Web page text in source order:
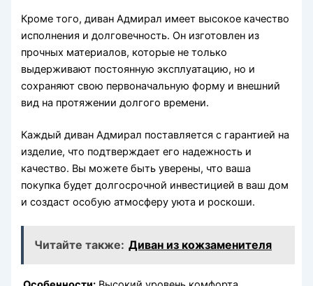
Кроме того, диван Адмирал имеет высокое качество
исполнения и долговечность. Он изготовлен из
прочных материалов, которые не только
выдерживают постоянную эксплуатацию, но и
сохраняют свою первоначальную форму и внешний
вид на протяжении долгого времени.
Каждый диван Адмирал поставляется с гарантией на
изделие, что подтверждает его надежность и
качество. Вы можете быть уверены, что ваша
покупка будет долгосрочной инвестицией в ваш дом
и создаст особую атмосферу уюта и роскоши.
Читайте также: Диван из кожзаменителя